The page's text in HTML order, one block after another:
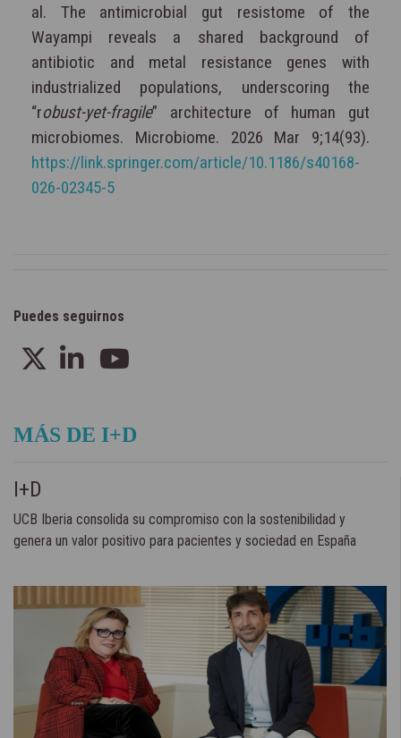
al. The antimicrobial gut resistome of the
Wayampi reveals a shared background of
antibiotic and metal resistance genes with
industrialized populations, underscoring the
“robust-yet-fragile” architecture of human gut
microbiomes. Microbiome. 2026 Mar 9;14(93).
https://link.springer.com/article/10.1186/s40168-
026-02345-5
Puedes seguirnos
MÁS DE I+D
I+D
UCB Iberia consolida su compromiso con la sostenibilidad y
genera un valor positivo para pacientes y sociedad en España